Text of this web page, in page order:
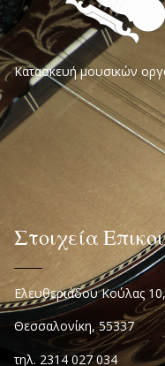
Κατασκευή μουσικών
Στοιχεία
Ελευθεριάδου Κούλας
Θεσσαλονίκη, 55337
τηλ. 2314 027 034